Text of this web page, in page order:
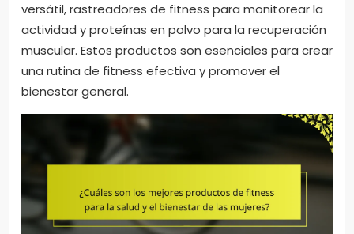
versátil, rastreadores de fitness para monitorear la
actividad y proteínas en polvo para la recuperación
muscular. Estos productos son esenciales para crear
una rutina de fitness efectiva y promover el
bienestar general.